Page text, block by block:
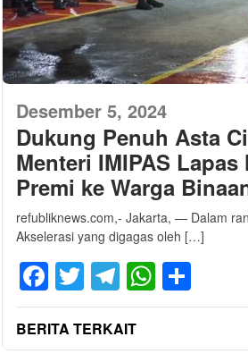
Desember 5, 2024
Dukung Penuh Asta
Menteri IMIPAS
Premi ke Warga
refubliknews.com,- Jakarta, — Dalam
Akselerasi yang digagas oleh […]
Facebook
Twitter
Telegram
BERITA TERKAIT